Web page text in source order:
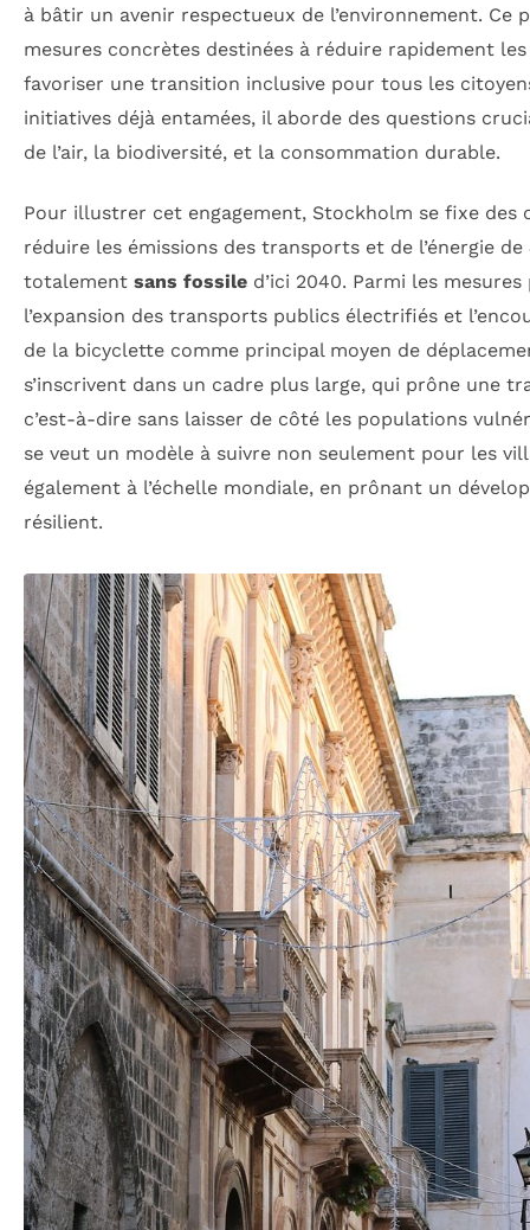
à bâtir un avenir respectueux de l’environnement. Ce
mesures concrètes destinées à réduire rapidement
favoriser une transition inclusive pour tous les
initiatives déjà entamées, il aborde des questions
de l’air, la biodiversité, et la consommation durable.
Pour illustrer cet engagement, Stockholm se fixe des
réduire les émissions des transports et de l’énergie de
totalement sans fossile d’ici 2040. Parmi les
l’expansion des transports publics électrifiés et
de la bicyclette comme principal moyen de
s’inscrivent dans un cadre plus large, qui prône une
c’est-à-dire sans laisser de côté les populations
se veut un modèle à suivre non seulement pour les
également à l’échelle mondiale, en prônant un
résilient.